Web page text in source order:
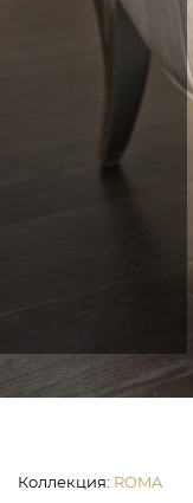
Коллекция: ROMA